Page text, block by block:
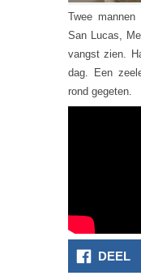
Twee
San Lucas,
vangst zien.
dag. Een
rond gegeten.
DEEL